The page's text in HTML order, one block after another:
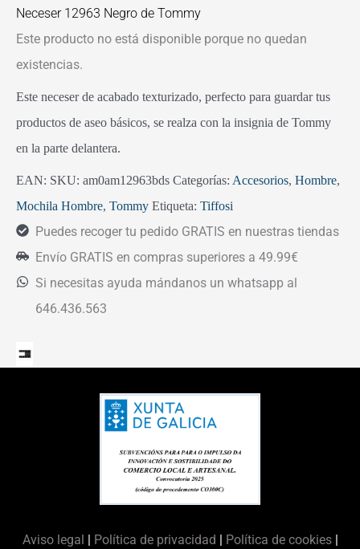
Neceser 12963 Negro de Tommy
Este producto no está disponible porque no quedan
existencias.
Este neceser de acabado texturizado, perfecto para guardar tus
productos de aseo básicos, se realza con la insignia de Tommy
en la parte delantera.
EAN: SKU: am0am12963bds Categorías: Accesorios, Hombre,
Mochila Hombre, Tommy Etiqueta: Tiffosi
Puedes recoger tu pedido GRATIS en nuestras tiendas
Envío GRATIS en compras superiores a 49.99€
Si necesitas ayuda mándanos un whatsapp al
646.436.563
Aviso legal Política de privacidad Política de cookies|